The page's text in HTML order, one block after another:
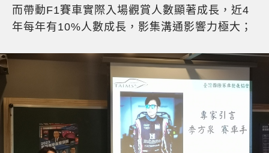
而帶動F1賽車實際入場觀賞人數顯著成長，近4
年每年有10%人數成長，影集溝通影響力極大；